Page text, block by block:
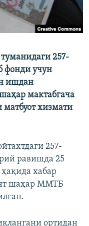
257-
фонди учун
ишдан
мактабгача
хизмати
257-
равишда 25
хабар
шаҳар ММТБ
ортидан